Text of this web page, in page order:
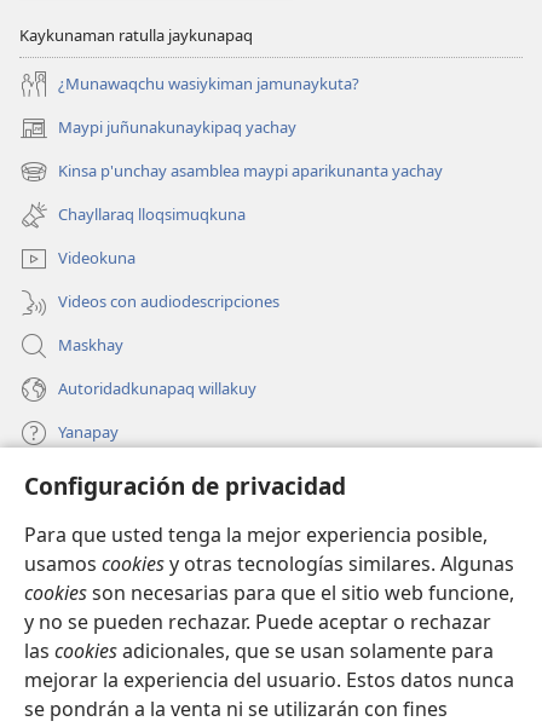
Configuración de privacidad
Para que usted tenga la mejor experiencia posible,
usamos cookiesy otras tecnologías similares. Algunas
cookiesson necesarias para que el sitio web funcione,
y no se pueden rechazar. Puede aceptar o rechazar
las cookiesadicionales, que se usan solamente para
mejorar la experiencia del usuario. Estos datos nunca
se pondrán a la venta ni se utilizarán con fines
Kaykunaman ratulla jaykunapaq
¿Munawaqchu wasiykiman jamunaykuta?
Maypi juñunakunaykipaq yachay
(abre
una
nueva
ventana)
Kinsa p'unchay asamblea maypi aparikunanta yachay
(abre
una
nueva
ventana)
Chayllaraq lloqsimuqkuna
Videokuna
Videos con audiodescripciones
Maskhay
Autoridadkunapaq willakuy
Yanapay
Donacionta churanapaq
una
nueva
ventana)
INTERNETPI QELQANCHISKUNA Watchtower™
(abre
una
nueva
ventana)
JW Hub
(abre
una
nueva
ventana)
JW Library ®